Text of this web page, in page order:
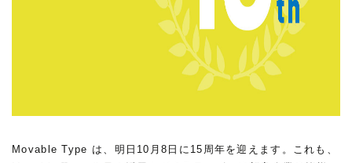
Movable Type は、明日10月8日に15周年を迎えます。これも、